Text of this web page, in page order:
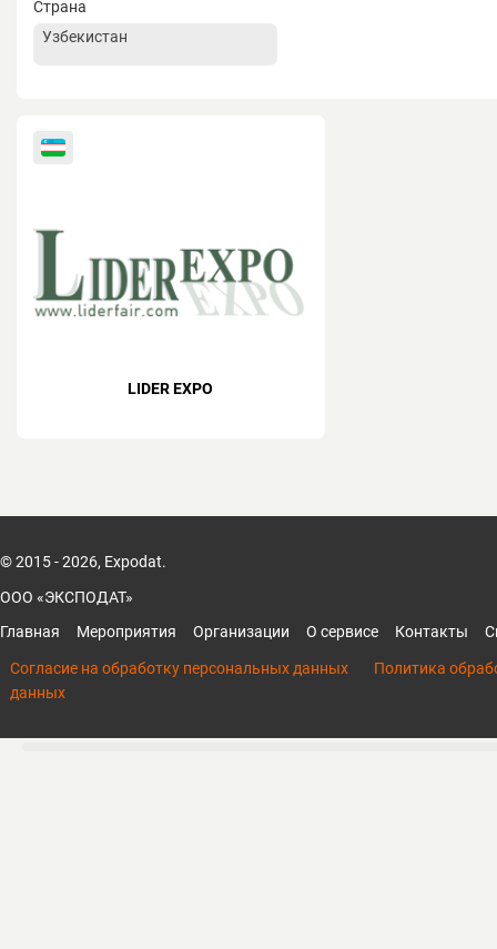
Страна
LIDER EXPO
© 2015 - 2026, Expodat.
ООО «ЭКСПОДАТ»
Главная
Мероприятия Организации О сервисе Контакты
Согласие на обработку персональных данных
Политика
данных